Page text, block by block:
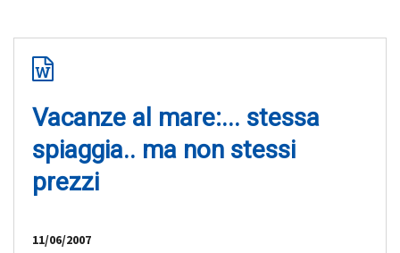
Vacanze al mare:... stessa
spiaggia.. ma non stessi
prezzi
11/06/2007